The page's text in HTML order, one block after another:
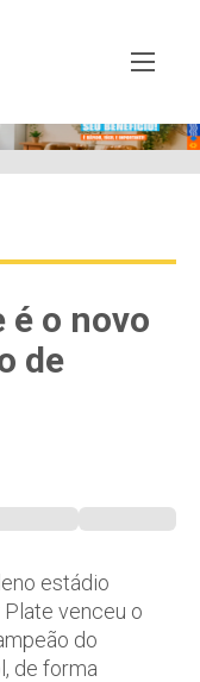
é o novo
de
estádio
Plate venceu o
do
de forma